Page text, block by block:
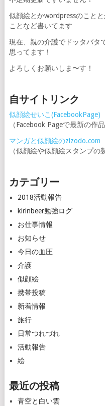
ペ
ー
ジ
送
り
似顔絵とかwordpressのこと
ことなど書いてます
現在、親の介護でドッタバタ
思ってます！
よろしくお願いしま〜す！
自サイトリンク
似顔絵せいこ(FacebookPage)
（Facebook Pageで最新の作
マンガと似顔絵のzizodo.com
（似顔絵や似顔絵スタンプの
カテゴリー
2018活動報告
kirinbeer勉強ログ
お仕事情報
お知らせ
今日の血圧
介護
似顔絵
携帯投稿
新着情報
旅行
日常つれづれ
活動報告
絵
最近の投稿
青空と白い雲